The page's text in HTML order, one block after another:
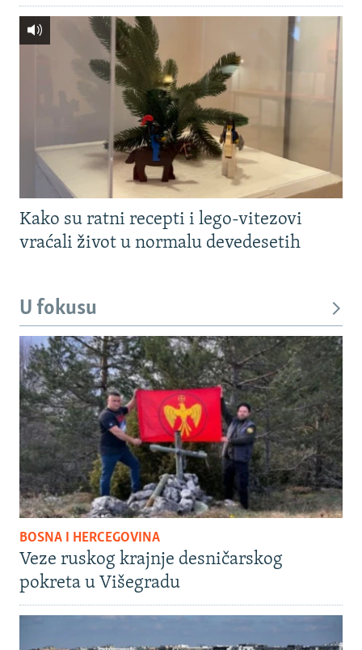
Kako su ratni recepti i lego-vitezovi
vraćali život u normalu devedesetih
U fokusu
BOSNA I HERCEGOVINA
Veze ruskog krajnje desničarskog
pokreta u Višegradu